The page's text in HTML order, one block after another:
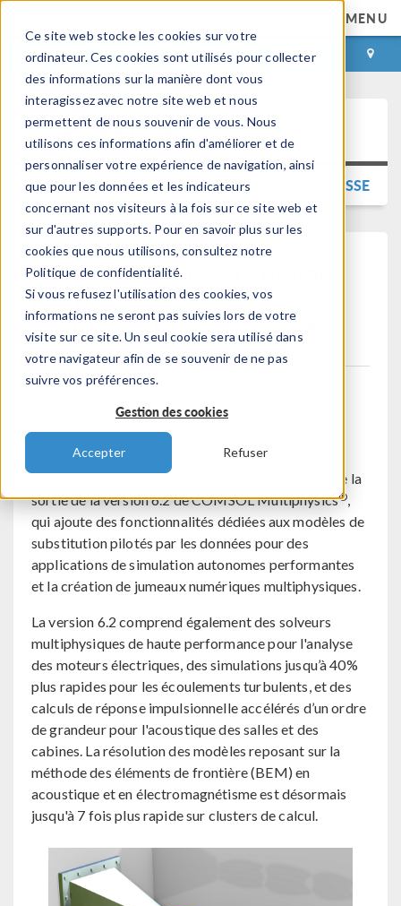
Ce site web stocke les cookies sur votre
ordinateur. Ces cookies sont utilisés pour collecter
des informations sur la manière dont vous
interagissez avec notre site web et nous
permettent de nous souvenir de vous. Nous
utilisons ces informations afin d'améliorer et de
personnaliser votre expérience de navigation, ainsi
que pour les données et les indicateurs
concernant nos visiteurs à la fois sur ce site web et
sur d'autres supports. Pour en savoir plus sur les
cookies que nous utilisons, consultez notre
Politique de confidentialité.
Si vous refusez l'utilisation des cookies, vos
informations ne seront pas suivies lors de votre
visite sur ce site. Un seul cookie sera utilisé dans
votre navigateur afin de se souvenir de ne pas
suivre vos préférences.
Gestion des cookies
Accepter Refuser
MENU
CONNEXION CONTACT
Press Release
RETOUR AUX COMMUNIQUÉS DE PRESSE
COMSOL lance la version
6.2 de
COMSOL Multiphysics
multiphysique accélère les calculs et introduit des
fonctionnalités dédiées aux modèles de substitution.
Grenoble (7 novembre 2023) — COMSOL annonce la
sortie de la version 6.2 de COMSOL Multiphysics®,
qui ajoute des fonctionnalités dédiées aux modèles de
substitution pilotés par les données pour des
applications de simulation autonomes performantes
et la création de jumeaux numériques multiphysiques.
La version 6.2 comprend également des solveurs
multiphysiques de haute performance pour l'analyse
des moteurs électriques, des simulations jusqu’à 40%
plus rapides pour les écoulements turbulents, et des
calculs de réponse impulsionnelle accélérés d’un ordre
de grandeur pour l'acoustique des salles et des
cabines. La résolution des modèles reposant sur la
méthode des éléments de frontière (BEM) en
acoustique et en électromagnétisme est désormais
jusqu'à 7 fois plus rapide sur clusters de calcul.